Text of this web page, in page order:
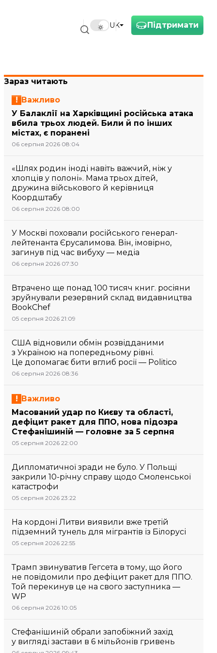
Підтримати
UK
Зараз читають
Важливо
У Балаклії на Харківщині російська атака
вбила трьох людей. Били й по інших
містах, є поранені
06 серпня 2026 08:04
«Шлях родин іноді навіть важчий, ніж у
хлопців у полоні». Мама трьох дітей,
дружина військового й керівниця
Коордштабу
06 серпня 2026 08:00
У Москві поховали російського генерал-
лейтенанта Єрусалимова. Він, імовірно,
загинув під час вибуху — медіа
06 серпня 2026 07:30
Втрачено ще понад 100 тисяч книг. росіяни
зруйнували резервний склад видавництва
BookChef
05 серпня 2026 21:09
США відновили обмін розвідданими
з Україною на попередньому рівні.
Це допомагає бити вглиб росії — Politico
06 серпня 2026 08:36
Важливо
Масований удар по Києву та області,
дефіцит ракет для ППО, нова підозра
Стефанішиній — головне за 5 серпня
05 серпня 2026 22:00
Дипломатичної зради не було. У Польщі
закрили 10-річну справу щодо Смоленської
катастрофи
05 серпня 2026 23:22
На кордоні Литви виявили вже третій
підземний тунель для мігрантів із Білорусі
05 серпня 2026 22:55
Трамп звинуватив Гегсета в тому, що його
не повідомили про дефіцит ракет для ППО.
Той перекинув це на свого заступника —
WP
06 серпня 2026 10:05
Стефанішиній обрали запобіжний захід
у вигляді застави в 6 мільйонів гривень